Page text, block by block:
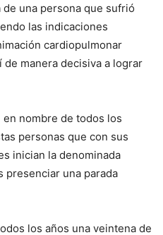
una persona que sufrió
las indicaciones
cardiopulmonar
manera decisiva a lograr
nombre de todos los
personas que con sus
inician la denominada
presenciar una parada
los años una veintena de